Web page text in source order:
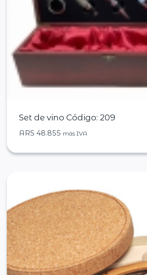
Set de vino Código: 209
ARS 48.855 más IVA